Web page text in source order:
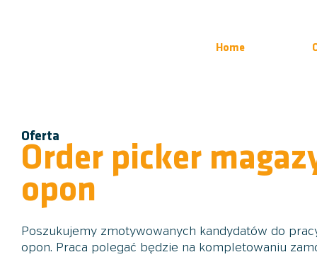
Home
Oferta
Order picker
opon
Poszukujemy zmotywowanych kandydatów do
opon. Praca polegać będzie na kompletowaniu